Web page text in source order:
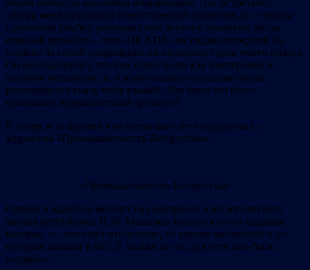
объем воткнуть максимум информации. После третьего
обзора меня пригласил ответственный секретарь и, с трудом
сдерживая улыбку, рассказал про летучку накануне, когда
главный редактор – член ЦК КПБ, обсуждая очередной №,
оставил за собой сокращение на несколько строк моего обзора.
Он не подозревал, что там слова были как шестеренки в
часовом механизме, и, промучившись несколько часов,
распорядился гнать меня взашей. Для меня это было
признание журналистской зрелости!
К слову, в то время я уже несколько лет сотрудничал с
журналом «Промышленность Белоруссии».
«Промышленность Белоруссии»
Однако в какой-то момент на совещании идеологического
актива республики П.М. Машеров коснулся этого издания,
которое: «…печатает что угодно, от уроков английского до
истории шахмат в БССР, только не то, для чего оно было
создано».